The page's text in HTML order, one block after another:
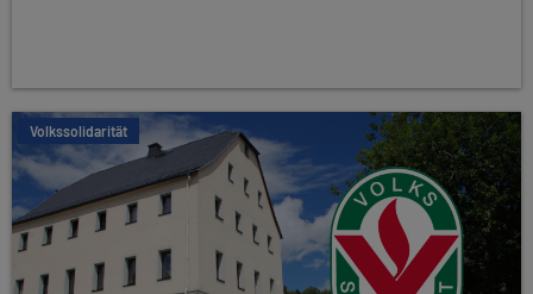
Volkssolidarität